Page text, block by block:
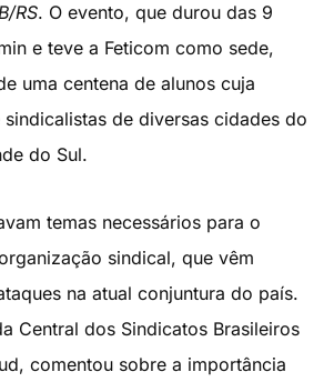
RS. O evento, que durou das 9
e teve a Feticom como sede,
uma centena de alunos cuja
de diversas cidades do
do Sul.
temas necessários para o
sindical, que vêm
na atual conjuntura do país.
Central dos Sindicatos Brasileiros
comentou sobre a importância